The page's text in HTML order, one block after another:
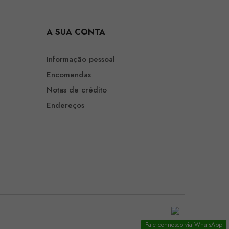
A SUA CONTA
Informação pessoal
Encomendas
Notas de crédito
Endereços
Fale connosco via WhatsApp